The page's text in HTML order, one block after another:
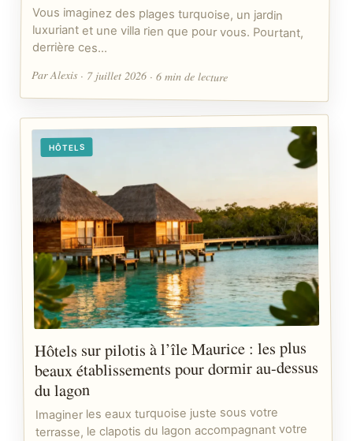
Vous imaginez des plages turquoise, un jardin
luxuriant et une villa rien que pour vous. Pourtant,
derrière ces…
Par Alexis · 7 juillet 2026 · 6 min de lecture
HÔTELS
Hôtels sur pilotis à l’île Maurice : les plus
beaux établissements pour dormir au-dessus
du lagon
Imaginer les eaux turquoise juste sous votre
terrasse, le clapotis du lagon accompagnant votre